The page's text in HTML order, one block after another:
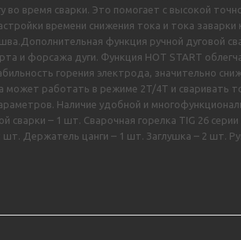
во время сварки. Это помогает с высокой
времени снижения тока и тока
функция ручной дуговой
и форсажа дуги. Функция HOT START
горения электрода, значительно
может работать в режиме 2T/4T и сваривать
Наличие удобной и
сварки – 1 шт. Сварочная горелка TIG 26
шт. Держатель цанги – 1 шт. Заглушка – 2 шт.